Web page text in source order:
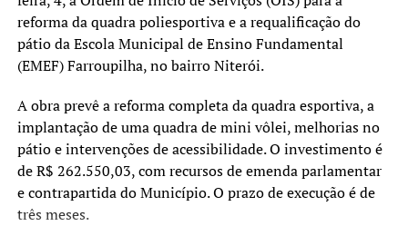
nos ajuda a aperfeiçoar
políticas que colocam os
estudantes no centro das
decisões.”
A secretária municipal de Educação, Margarete Ferretti,
também comentou a participação do município no
programa.
reforma da quadra poliesportiva e a requalificação do
pátio da Escola Municipal de Ensino Fundamental
(EMEF) Farroupilha, no bairro Niterói.
A obra prevê a reforma completa da quadra esportiva, a
implantação de uma quadra de mini vôlei, melhorias no
pátio e intervenções de acessibilidade. O investimento é
de R$ 262.550,03, com recursos de emenda parlamentar
e contrapartida do Município. O prazo de execução é de
três meses.